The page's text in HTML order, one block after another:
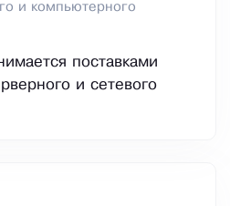
и компьютерного
поставками
и сетевого